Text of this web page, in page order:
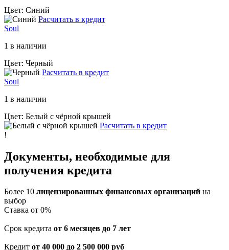
Цвет: Синий
Расчитать в кредит
Soul
1 в наличии
Цвет: Черный
Расчитать в кредит
Soul
1 в наличии
Цвет: Белый с чёрной крышей
Расчитать в кредит
!
Документы, необходимые для
получения кредита
Более 10 лицензированных финансовых организаций на
выбор
Cтавка от 0%
Срок кредита от 6 месяцев до 7 лет
Кредит от 40 000 до 2 500 000 руб